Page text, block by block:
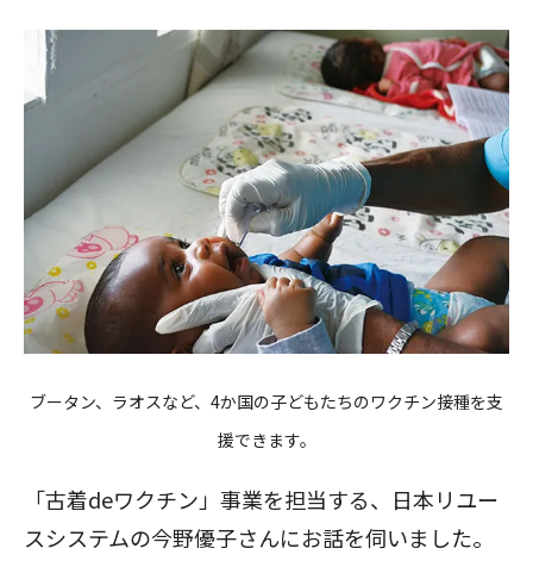
ブータン、ラオスなど、4か国の子どもたちのワクチン接種を支
援できます。
「古着deワクチン」事業を担当する、日本リユー
スシステムの今野優子さんにお話を伺いました。